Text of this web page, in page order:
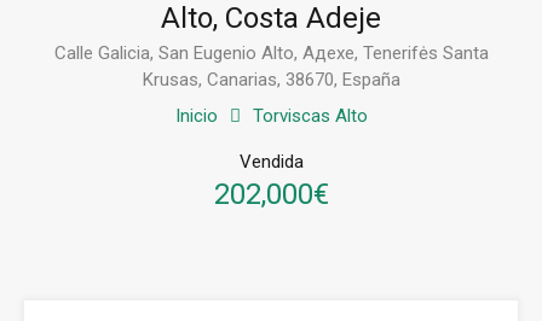
Alto, Costa Adeje
Calle Galicia, San Eugenio Alto, Адехе, Tenerifės Santa
Krusas, Canarias, 38670, España
Inicio
Torviscas Alto
Vendida
202,000€